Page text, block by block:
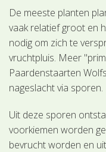
De meeste planten
vaak relatief groot en
nodig om zich te
vruchtpluis. Meer
Paardenstaarten
nageslacht via sporen.
Uit deze sporen
voorkiemen worden
bevrucht worden en